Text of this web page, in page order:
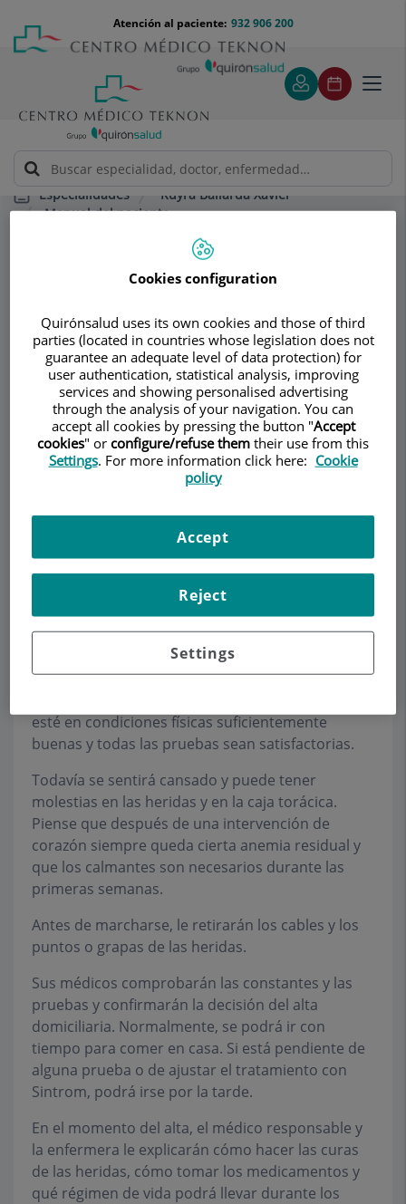
contenido
Menú
teléfono
cabecera
932 906 200
Atención al paciente:
Especialidades
Ruyra Baliarda Xavier
Manual del paciente
Ruyra Baliarda
Xavier
CIRUGÍA CARDÍACA
ContactoDatos de interés
¿Cuándo y cómo se irá a
casa? El momento del alta
esté en condiciones físicas suficientemente
buenas y todas las pruebas sean satisfactorias.
Todavía se sentirá cansado y puede tener
molestias en las heridas y en la caja torácica.
Piense que después de una intervención de
corazón siempre queda cierta anemia residual y
que los calmantes son necesarios durante las
primeras semanas.
Antes de marcharse, le retirarán los cables y los
puntos o grapas de las heridas.
Sus médicos comprobarán las constantes y las
pruebas y confirmarán la decisión del alta
domiciliaria. Normalmente, se podrá ir con
tiempo para comer en casa. Si está pendiente de
alguna prueba o de ajustar el tratamiento con
Sintrom, podrá irse por la tarde.
En el momento del alta, el médico responsable y
la enfermera le explicarán cómo hacer las curas
de las heridas, cómo tomar los medicamentos y
qué régimen de vida podrá llevar durante los
Cookies configuration
Quirónsalud uses its own cookies and those of third
parties (located in countries whose legislation does not
guarantee an adequate level of data protection) for
user authentication, statistical analysis, improving
services and showing personalised advertising
through the analysis of your navigation. You can
accept all cookies by pressing the button "Accept
cookies" or configure/refuse them their use from this
Settings. For more information click here: Cookie
policy
Settings
Reject
Accept